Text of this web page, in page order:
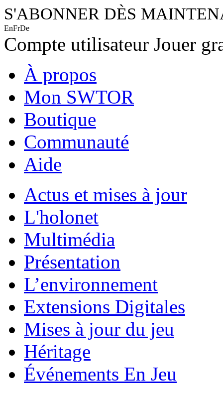
S'ABONNER DÈS
EnFrDe
Compte utilisateur Jouer
À propos
Mon SWTOR
Boutique
Communauté
Aide
Actus et mises à jour
L'holonet
Multimédia
Présentation
L’environnement
Extensions Digitales
Mises à jour du jeu
Héritage
Événements En Jeu